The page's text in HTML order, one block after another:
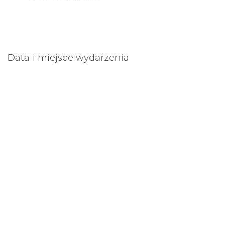
Data i miejsce wydarzenia